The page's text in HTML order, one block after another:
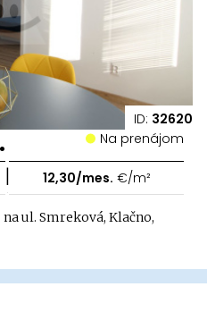
ID: 32620
Na prenájom
| 12,30/mes. €/m²
ul. Smreková, Klačno,